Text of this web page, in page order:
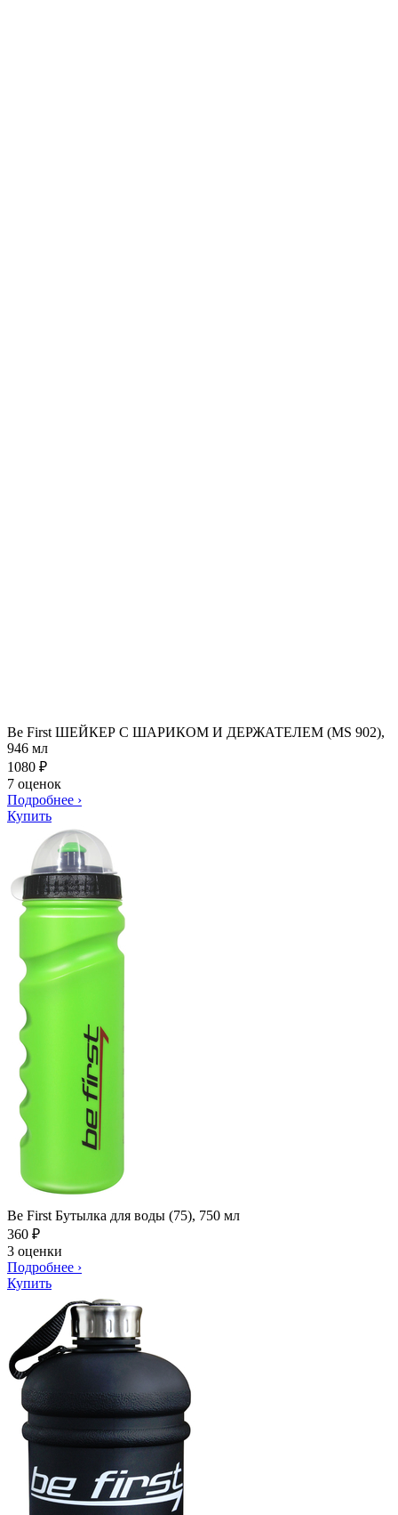
Be First ШЕЙКЕР С ШАРИКОМ И ДЕРЖАТЕЛЕМ (MS 902),
946 мл
1080 ₽
7 оценок
Подробнее ›
Купить
Be First Бутылка для воды (75), 750 мл
360 ₽
3 оценки
Подробнее ›
Купить